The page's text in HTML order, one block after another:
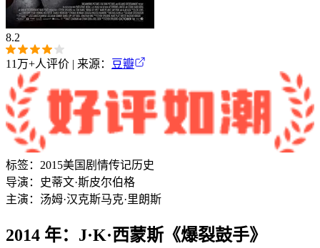
8.2
11万+人评价 | 来源： 豆瓣
标签： 2015美国 剧情传记历史
导演：
史蒂文·斯皮尔伯格
主演： 汤姆·汉克斯马克·里朗斯
2014 年：J·K·西蒙斯《爆裂鼓手》